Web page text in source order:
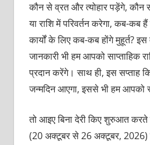
कौन से व्रत और त्योहार पड़ेंगे, कौन
या राशि में परिवर्तन करेगा, कब-
कार्यों के लिए कब-कब होंगे मुहूर्त? इस
जानकारी भी हम आपको
प्रदान करेंगे। साथ ही, इस सप्ताह
जन्मदिन आएगा, इससे भी हम आपको
तो आइए बिना देरी किए शुरुआत करते
(20 अक्टूबर से 26 अक्टूबर, 2026)